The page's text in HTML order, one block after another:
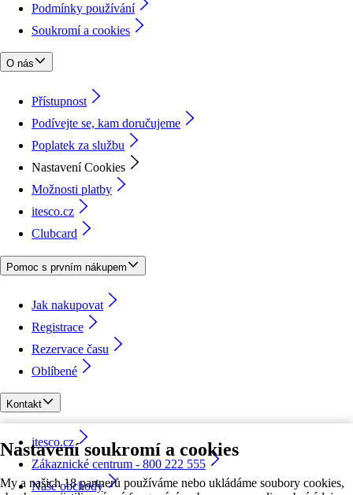
Nastavení soukromí a cookies
My a našich 18 partnerů používáme nebo ukládáme soubory cookies,
Podmínky používání
Soukromí a cookies
O nás
Přístupnost
Podívejte se, kam doručujeme
Poplatek za službu
Nastavení Cookies
Možnosti platby
itesco.cz
Clubcard
Pomoc s prvním nákupem
Jak nakupovat
Registrace
Rezervace času
Oblíbené
Kontakt
itesco.cz
Zákaznické centrum - 800 222 555
Naše obchody